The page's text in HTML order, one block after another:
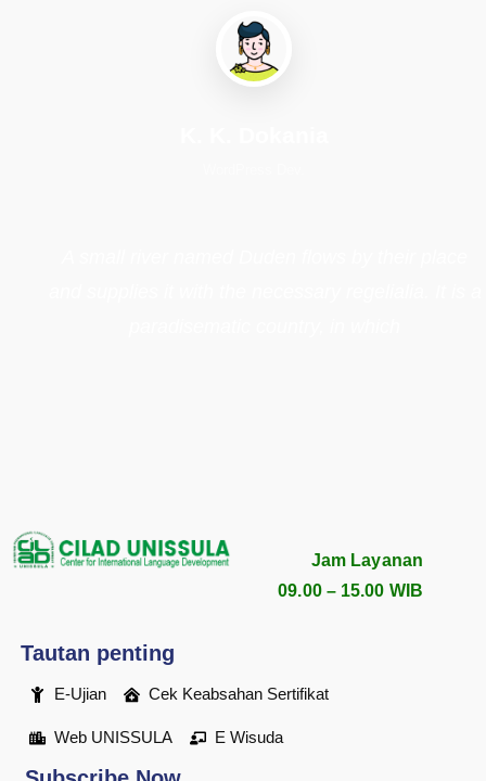
Jam Layanan
09.00 – 15.00 WIB
Tautan penting
E-Ujian Cek Keabsahan Sertifikat
Web UNISSULA E Wisuda